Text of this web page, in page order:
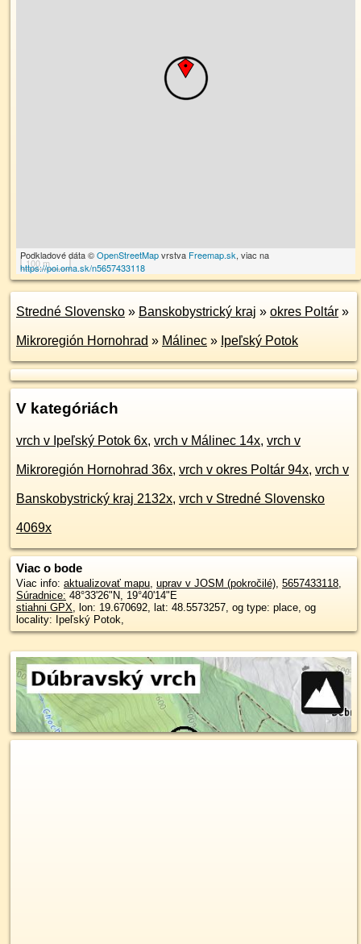
100 m
Podkladové dáta ©OpenStreetMapvrstva Freemap.sk, viac na
https://poi.oma.sk/n5657433118
Stredné Slovensko » Banskobystrický kraj » okres Poltár »
Mikroregión Hornohrad » Málinec » Ipeľský Potok
V kategóriách
vrch v Ipeľský Potok 6x, vrch v Málinec 14x, vrch v
Mikroregión Hornohrad 36x, vrch v okres Poltár 94x, vrch v
Banskobystrický kraj 2132x, vrch v Stredné Slovensko
4069x
Viac o bode
Viac info: aktualizovať mapu, uprav v JOSM (pokročilé), 5657433118,
Súradnice: 48°33'26"N, 19°40'14"E
stiahni GPX, lon: 19.670692, lat: 48.5573257, og type: place, og
locality: Ipeľský Potok,